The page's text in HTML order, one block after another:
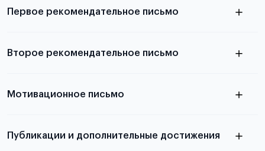
выезда
Первое рекомендательное письмо
письма
Второе рекомендательное письмо
письма
Мотивационное письмо
Публикации и дополнительные достижения